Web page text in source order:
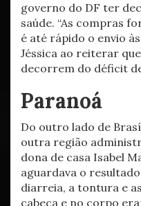
governo do DF ter
saúde. “As compras
é até rápido o envio
Jéssica ao reiterar
decorrem do déficit
Paranoá
Do outro lado de
outra região
dona de casa Isabel
aguardava o
diarreia, a tontura e
cabeça e no corpo